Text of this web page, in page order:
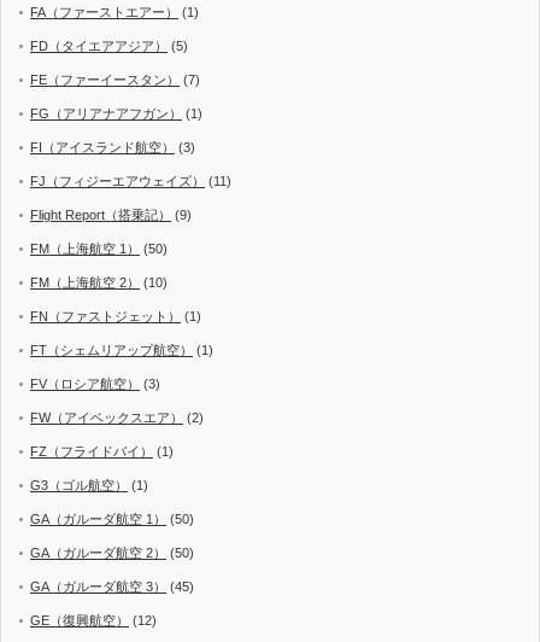
FA（ファーストエアー） (1)
FD（タイエアアジア） (5)
FE（ファーイースタン） (7)
FG（アリアナアフガン） (1)
FI（アイスランド航空） (3)
FJ（フィジーエアウェイズ） (11)
Flight Report（搭乗記） (9)
FM（上海航空 1） (50)
FM（上海航空 2） (10)
FN（ファストジェット） (1)
FT（シェムリアップ航空） (1)
FV（ロシア航空） (3)
FW（アイベックスエア） (2)
FZ（フライドバイ） (1)
G3（ゴル航空） (1)
GA（ガルーダ航空 1） (50)
GA（ガルーダ航空 2） (50)
GA（ガルーダ航空 3） (45)
GE（復興航空） (12)